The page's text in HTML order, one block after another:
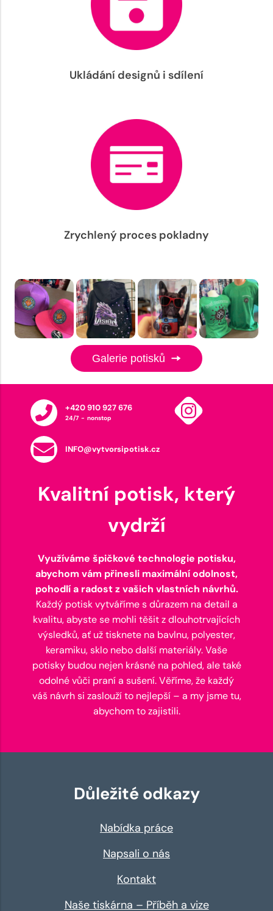
Ukládání designů i sdílení
Zrychlený proces pokladny
Galerie potisků
+420 910 927 676
24/7 - nonstop
INFO@vytvorsipotisk.cz
Kvalitní potisk, který
vydrží
Využíváme špičkové technologie potisku,
abychom vám přinesli maximální odolnost,
pohodlí a radost z vašich vlastních návrhů.
Každý potisk vytváříme s důrazem na detail a
kvalitu, abyste se mohli těšit z dlouhotrvajících
výsledků, ať už tisknete na bavlnu, polyester,
keramiku, sklo nebo další materiály. Vaše
potisky budou nejen krásné na pohled, ale také
odolné vůči praní a sušení. Věříme, že každý
váš návrh si zaslouží to nejlepší – a my jsme tu,
abychom to zajistili.
Důležité odkazy
Nabídka práce
Napsali o nás
Kontakt
Naše tiskárna – Příběh a vize